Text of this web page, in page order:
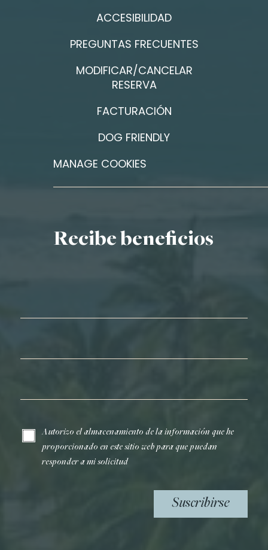
ACCESIBILIDAD
PREGUNTAS FRECUENTES
MODIFICAR/CANCELAR
RESERVA
FACTURACIÓN
DOG FRIENDLY
MANAGE COOKIES
Recibe beneficios
Autorizo el almacenamiento de la información que he
proporcionado en este sitio web para que puedan
responder a mi solicitud
Suscribirse